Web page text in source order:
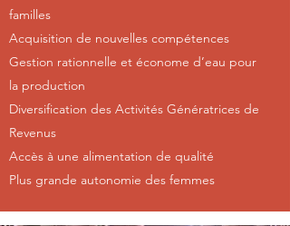
familles
Acquisition de nouvelles compétences
Gestion rationnelle et économe d’eau pour
la production
Diversification des Activités Génératrices de
Revenus
Accès à une alimentation de qualité
Plus grande autonomie des femmes